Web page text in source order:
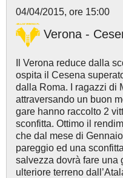
04/04/2015, ore 15:00
Verona -
Il Verona reduce dalla
ospita il Cesena
dalla Roma. I ragazzi di
attraversando un buon
gare hanno raccolto 2
sconfitta. Ottimo il
che dal mese di
pareggio ed una
salvezza dovrà fare una
ulteriore terreno